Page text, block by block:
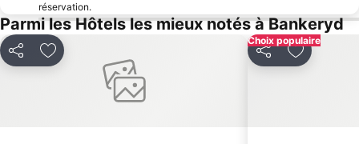
réservation.
Parmi les Hôtels les mieux notés à Bankeryd
PartagerAjouter à mes favoris
Choix populaire
PartagerAjouter à